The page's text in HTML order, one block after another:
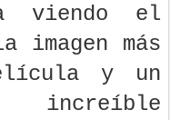
viendo el
más
y un
increíble